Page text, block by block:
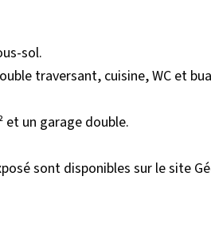
sol.
traversant, cuisine, WC et
et un garage double.
sont disponibles sur le site